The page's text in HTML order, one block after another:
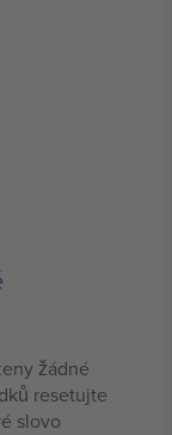
žádné
resetujte
slovo